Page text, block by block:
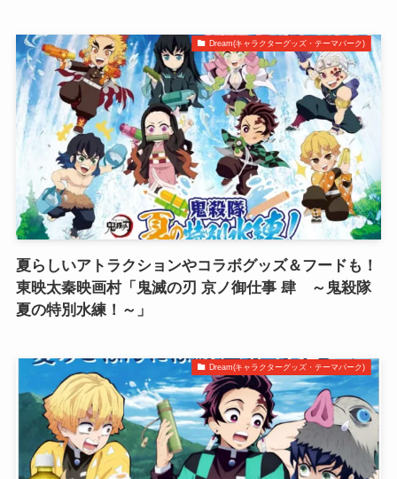
Dream(キャラクターグッズ・テーマパーク)
夏らしいアトラクションやコラボグッズ＆フードも！
東映太秦映画村「鬼滅の刃 京ノ御仕事 肆 ～鬼殺隊
夏の特別水練！～」
Dream(キャラクターグッズ・テーマパーク)